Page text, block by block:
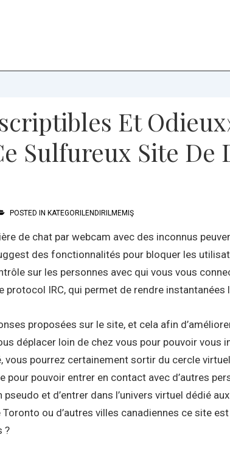
Et
Sulfureux Site De
POSTED IN KATEGORILENDIRILMEMIŞ
de chat par webcam avec des inconnus
des fonctionnalités pour bloquer les
sur les personnes avec qui vous vous
IRC, qui permet de rendre
proposées sur le site, et cela afin
déplacer loin de chez vous pour pouvoir
vous pourrez certainement sortir du cercle
pour pouvoir entrer en contact avec d’autres
et d’entrer dans l’univers virtuel dédié
Toronto ou d’autres villes canadiennes ce site
?